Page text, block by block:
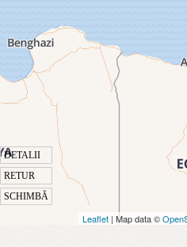
DETALII
RETUR
SCHIMBĂ